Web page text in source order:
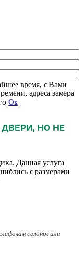
время, с Вами
адреса замера
Ок
НО НЕ
Данная услуга
с размерами
салонов или